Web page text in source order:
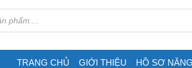
TRANG CHỦ GIỚI THIỆU HỒ SƠ